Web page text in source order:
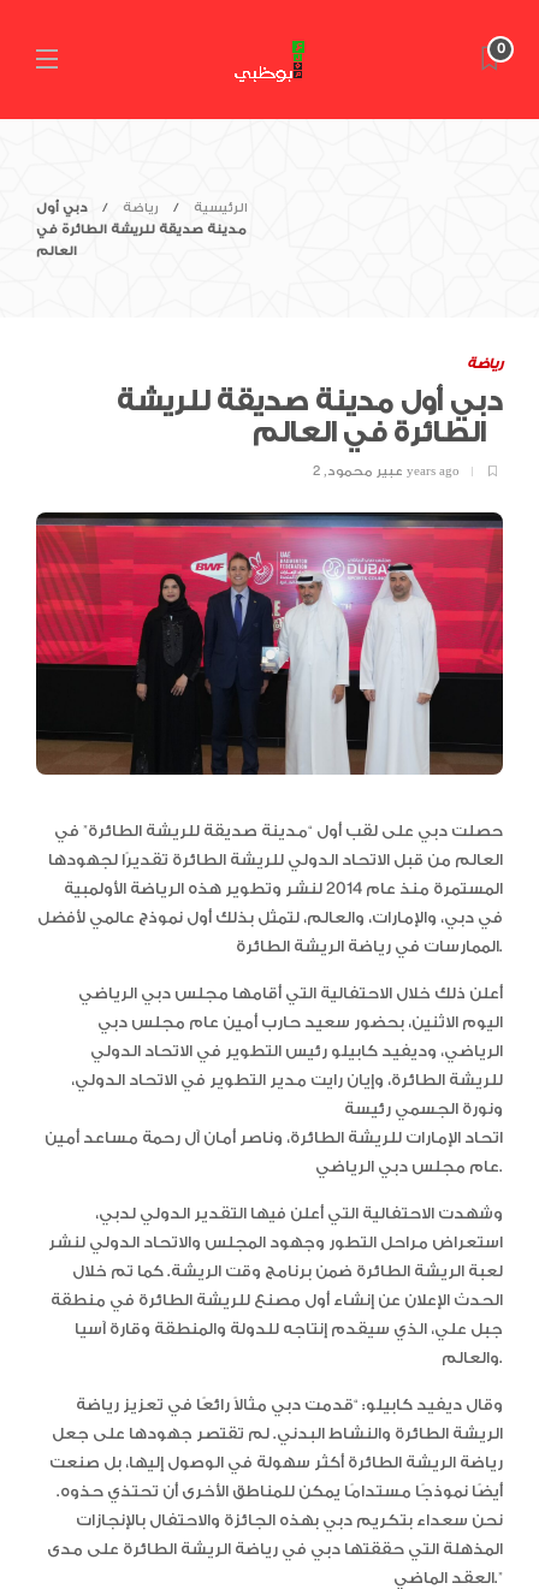
0
الرئيسية رياضة
دبي أول
مدينة صديقة للريشة الطائرة في
العالم
رياضة
دبي أول مدينة صديقة للريشة
عبير محمود, 2 years ago
حصلت دبي على لقب أول “مدينة صديقة للريشة الطائرة” في
العالم من قبل الاتحاد الدولي للريشة الطائرة تقديرًا لجهودها
المستمرة منذ عام 2014 لنشر وتطوير هذه الرياضة الأولمبية
في دبي، والإمارات، والعالم، لتمثل بذلك أول نموذج عالمي لأفضل
الممارسات في رياضة الريشة الطائرة.
أعلن ذلك خلال الاحتفالية التي أقامها مجلس دبي الرياضي
اليوم الاثنين، بحضور سعيد حارب أمين عام مجلس دبي
الرياضي، وديفيد كابيلو رئيس التطوير في الاتحاد الدولي
للريشة الطائرة، وإيان رايت مدير التطوير في الاتحاد الدولي،
ونورة الجسمي رئيسة
اتحاد الإمارات للريشة الطائرة، وناصر أمان آل رحمة مساعد أمين
عام مجلس دبي الرياضي.
وشهدت الاحتفالية التي أعلن فيها التقدير الدولي لدبي،
استعراض مراحل التطور وجهود المجلس والاتحاد الدولي لنشر
لعبة الريشة الطائرة ضمن برنامج وقت الريشة. كما تم خلال
الحدث الإعلان عن إنشاء أول مصنع للريشة الطائرة في منطقة
جبل علي، الذي سيقدم إنتاجه للدولة والمنطقة وقارة آسيا
والعالم.
وقال ديفيد كابيلو: “قدمت دبي مثالاً رائعًا في تعزيز رياضة
الريشة الطائرة والنشاط البدني. لم تقتصر جهودها على جعل
رياضة الريشة الطائرة أكثر سهولة في الوصول إليها، بل صنعت
أيضًا نموذجًا مستدامًا يمكن للمناطق الأخرى أن تحتذي حذوه.
نحن سعداء بتكريم دبي بهذه الجائزة والاحتفال بالإنجازات
المذهلة التي حققتها دبي في رياضة الريشة الطائرة على مدى
العقد الماضي.”